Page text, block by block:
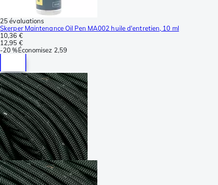
25 évaluations
Skerper Maintenance Oil Pen MA002 huile d'entretien, 10 ml
10,36 €
12,95 €
-20 %Économisez 2,59